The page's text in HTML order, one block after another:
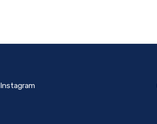
Instagram